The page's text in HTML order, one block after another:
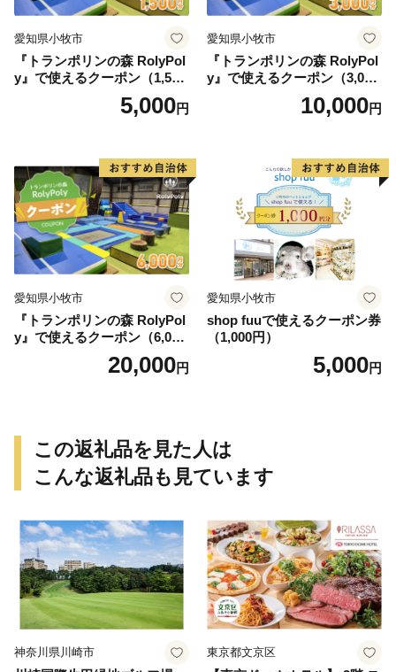
愛知県小牧市
『トランポリンの森 RolyPol
y』で使えるクーポン（1,500
5,000円
愛知県小牧市
『トランポリンの森 RolyPol
y』で使えるクーポン（3,000
10,000円
愛知県小牧市
『トランポリンの森 RolyPol
y』で使えるクーポン（6,000
20,000円
愛知県小牧市
shop fuuで使えるクーポン券
（1,000円）
5,000円
この返礼品を見た人は
こんな返礼品も見ています
神奈川県川崎市 東京都文京区